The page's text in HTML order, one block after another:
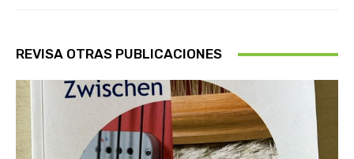
REVISA OTRAS PUBLICACIONES